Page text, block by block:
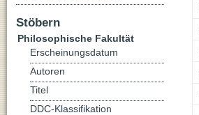
Stöbern
Philosophische Fakultät
Erscheinungsdatum
Autoren
Titel
DDC-Klassifikation